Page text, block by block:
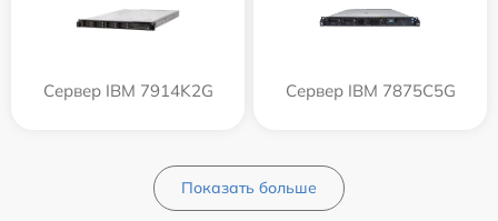
Сервер IBM 7914K2G Сервер IBM 7875C5G
Показать больше